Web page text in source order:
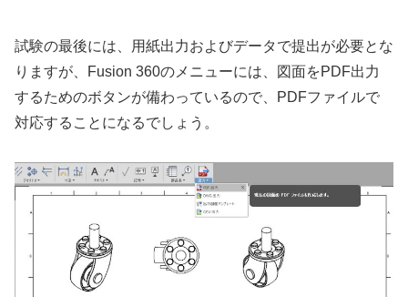
試験の最後には、用紙出力およびデータで提出が必要とな
りますが、Fusion 360のメニューには、図面をPDF出力
するためのボタンが備わっているので、PDFファイルで
対応することになるでしょう。